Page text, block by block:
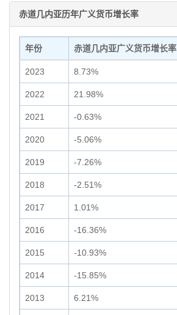
赤道几内亚历年广义货币增长率
年份 赤道几内亚广义货币增长率
2023 8.73%
2022 21.98%
2021 -0.63%
2020 -5.06%
2019 -7.26%
2018 -2.51%
2017 1.01%
2016 -16.36%
2015 -10.93%
2014 -15.85%
2013 6.21%